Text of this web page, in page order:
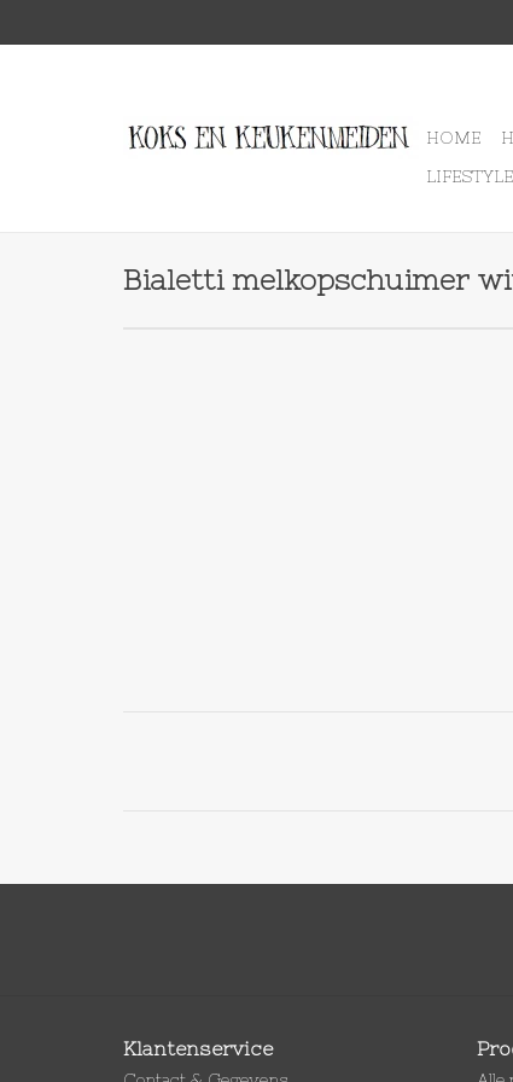
HOME
LIFESTYLE
Bialetti melkopschuimer
Klantenservice